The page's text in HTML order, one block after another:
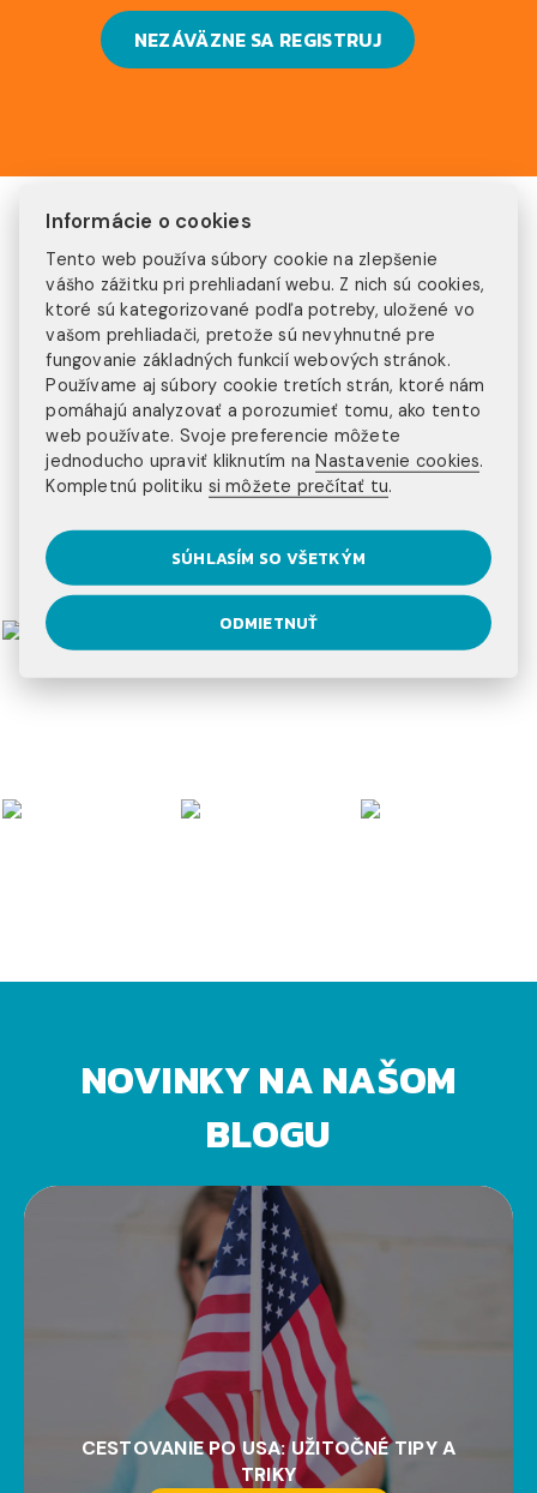
NEZÁVÄZNE SA REGISTRUJ
PREČO INJOY?
300+ klientov
ročne
15+ rokov
na trhu
20+ programov
na výber
3 kontinenty
na ktorých pôsobíme
NOVINKY NA NAŠOM
BLOGU
CESTOVANIE PO USA: UŽITOČNÉ TIPY A
TRIKY
Informácie o cookies
Tento web používa súbory cookie na zlepšenie
vášho zážitku pri prehliadaní webu. Z nich sú cookies,
ktoré sú kategorizované podľa potreby, uložené vo
vašom prehliadači, pretože sú nevyhnutné pre
fungovanie základných funkcií webových stránok.
Používame aj súbory cookie tretích strán, ktoré nám
pomáhajú analyzovať a porozumieť tomu, ako tento
web používate. Svoje preferencie môžete
jednoducho upraviť kliknutím naNastavenie cookies.
Kompletnú politiku si môžete prečítať tu.
SÚHLASÍM SO VŠETKÝM
ODMIETNUŤ